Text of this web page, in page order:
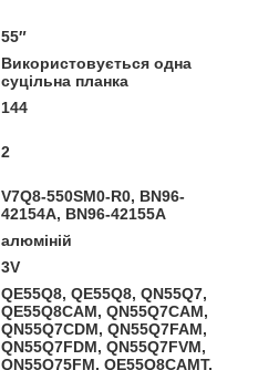
55″
Використовується одна
суцільна планка
144
2
V7Q8-550SM0-R0, BN96-
42154A, BN96-42155A
алюміній
3V
QE55Q8, QE55Q8, QN55Q7,
QE55Q8CAM, QN55Q7CAM,
QN55Q7CDM, QN55Q7FAM,
QN55Q7FDM, QN55Q7FVM,
QN55Q75FM, QE55Q8CAMT,